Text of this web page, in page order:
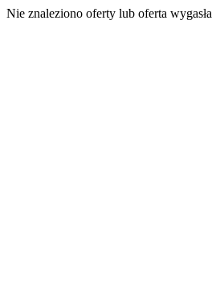
Nie znaleziono oferty lub oferta wygasła